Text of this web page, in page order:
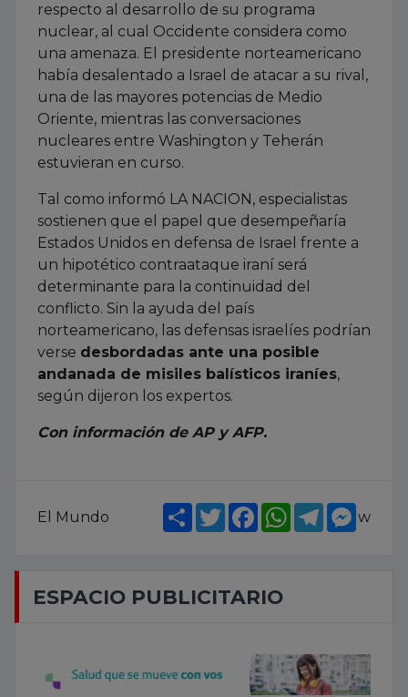
respecto al desarrollo de su programa
nuclear, al cual Occidente considera como
una amenaza. El presidente norteamericano
había desalentado a Israel de atacar a su rival,
una de las mayores potencias de Medio
Oriente, mientras las conversaciones
nucleares entre Washington y Teherán
estuvieran en curso.
Tal como informó LA NACION, especialistas
sostienen que el papel que desempeñaría
Estados Unidos en defensa de Israel frente a
un hipotético contraataque iraní será
determinante para la continuidad del
conflicto. Sin la ayuda del país
norteamericano, las defensas israelíes podrían
verse desbordadas ante una posible
andanada de misiles balísticos iraníes,
según dijeron los expertos.
Con información de AP y AFP.
El Mundo ShareTwitterFacebookWhatsApp
Telegram
w
ESPACIO PUBLICITARIO